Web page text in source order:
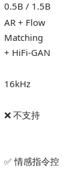
0.5B / 1.5B
AR + Flow
Matching
+ HiFi-GAN
16kHz
❌ 不支持
✅ 情感指令控